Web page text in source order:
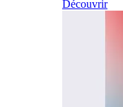
Découvrir